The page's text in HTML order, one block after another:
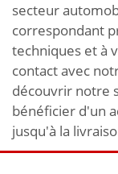
secteur
correspondant
techniques et à
contact avec
découvrir notre
bénéficier d'un
jusqu'à la